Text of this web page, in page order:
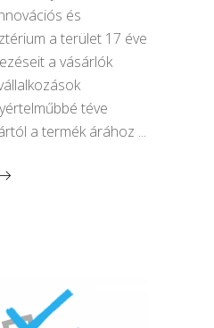
és
a terület 17 éve
a vásárlók
téve
a termék árához